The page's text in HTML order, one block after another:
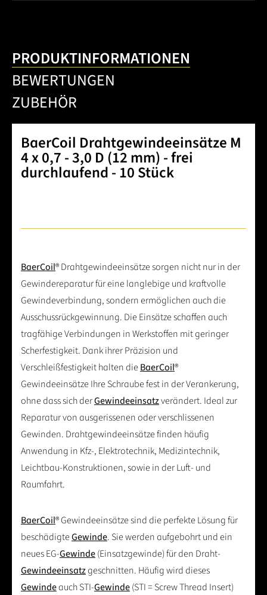
PRODUKTINFORMATIONEN
BEWERTUNGEN
ZUBEHÖR
BaerCoil Drahtgewindeeinsätze M
4 x 0,7 - 3,0 D (12 mm) - frei
durchlaufend - 10 Stück
BaerCoil® Drahtgewindeeinsätze sorgen nicht nur in der
Gewindereparatur für eine langlebige und kraftvolle
Gewindeverbindung, sondern ermöglichen auch die
Ausschussrückgewinnung. Die Einsätze schaffen auch
tragfähige Verbindungen in Werkstoffen mit geringer
Scherfestigkeit. Dank ihrer Präzision und
Verschleißfestigkeit halten dieBaerCoil®
Gewindeeinsätze Ihre Schraube fest in der Verankerung,
ohne dass sich derGewindeeinsatzverändert. Ideal zur
Reparatur von ausgerissenen oder verschlissenen
Gewinden. Drahtgewindeeinsätze finden häufig
Anwendung in Kfz-, Elektrotechnik, Medizintechnik,
Leichtbau-Konstruktionen, sowie in der Luft- und
Raumfahrt.
BaerCoil® Gewindeeinsätze sind die perfekte Lösung für
beschädigteGewinde. Sie werden aufgebohrt und ein
neues EG-Gewinde(Einsatzgewinde) für den Draht-
Gewindeeinsatzgeschnitten. Häufig wird dieses
Gewindeauch STI-Gewinde(STI = Screw Thread Insert)